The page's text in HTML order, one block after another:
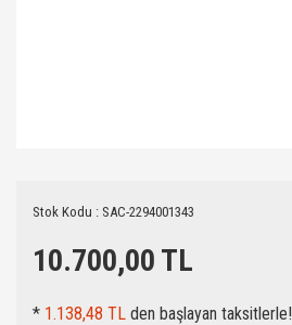
Stok Kodu : SAC-2294001343
10.700,00 TL
* 1.138,48 TL den başlayan taksitlerle!